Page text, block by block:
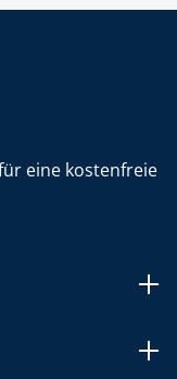
eine kostenfreie